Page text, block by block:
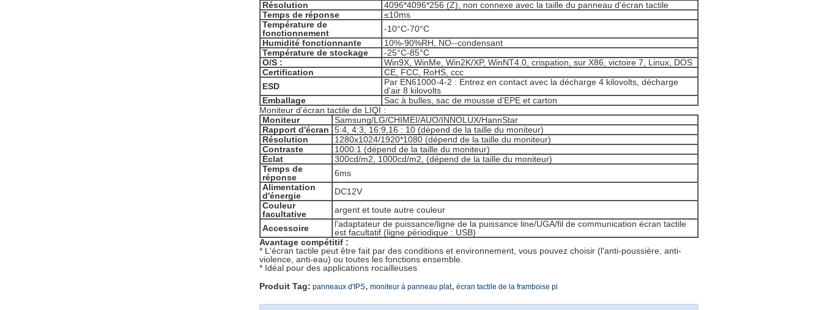
Résolution
4096*4096*256 (Z), non connexe avec la taille du panneau d'écran tactile
Temps de réponse
≤10ms
Température de
fonctionnement
-10°C-70°C
Humidité fonctionnante
10%-90%RH, NO--condensant
Température de stockage
-25°C-85°C
O/S :
Win9X, WinMe, Win2K/XP, WinNT4.0, crispation, sur X86, victoire 7, Linux, DOS
Certification
CE, FCC, RoHS, ccc
ESD
Par EN61000-4-2 : Entrez en contact avec la décharge 4 kilovolts, décharge
d'air 8 kilovolts
Emballage
Sac à bulles, sac de mousse d'EPE et carton
Moniteur d'écran tactile de LIQI :
Moniteur
Samsung/LG/CHIMEI/AUO/INNOLUX/HannStar
Rapport d'écran
5:4, 4:3, 16:9,16 : 10 (dépend de la taille du moniteur)
Résolution
1280x1024/1920*1080 (dépend de la taille du moniteur)
Contraste
1000:1 (dépend de la taille du moniteur)
Éclat
300cd/m2, 1000cd/m2, (dépend de la taille du moniteur)
Temps de
réponse
6ms
Alimentation
d'énergie
DC12V
Couleur
facultative
argent et toute autre couleur
Accessoire
l'adaptateur de puissance/ligne de la puissance line/UGA/fil de communication écran tactile
est facultatif (ligne périodique : USB)
Avantage compétitif :
* L'écran tactile peut être fait par des conditions et environnement, vous pouvez choisir (l'anti-poussière, anti-
violence, anti-eau) ou toutes les fonctions ensemble.
* Idéal pour des applications rocailleuses
Produit Tag: panneaux d'IPS, moniteur à panneau plat, écran tactile de la framboise pi